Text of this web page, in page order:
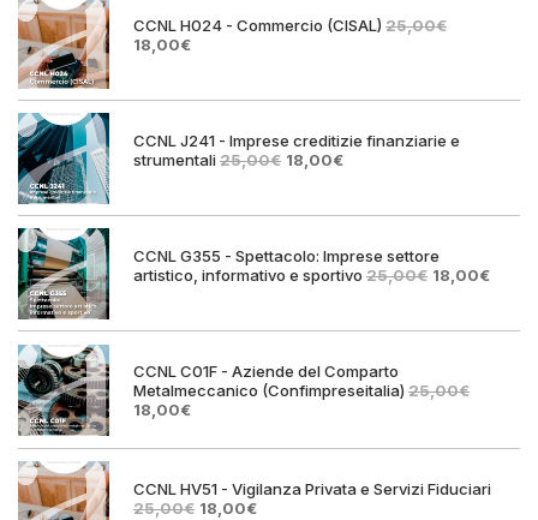
CCNL H024 - Commercio (CISAL) 25,00€
Il
era:
18,00€Il
è:
CCNL J241 - Imprese creditizie finanziarie e
strumentali25,00€ Il
era:
18,00€Il
è:
CCNL G355 - Spettacolo: Imprese settore
artistico, informativo e sportivo 25,00€ Il
era:
18,00€Il
è:
CCNL C01F - Aziende del Comparto
Metalmeccanico (Confimpreseitalia) 25,00€
Il
originale
25,00€.
18,00€Il
attuale
18,00€.
CCNL HV51 - Vigilanza Privata e Servizi Fiduciari
25,00€ Il18,00€Il